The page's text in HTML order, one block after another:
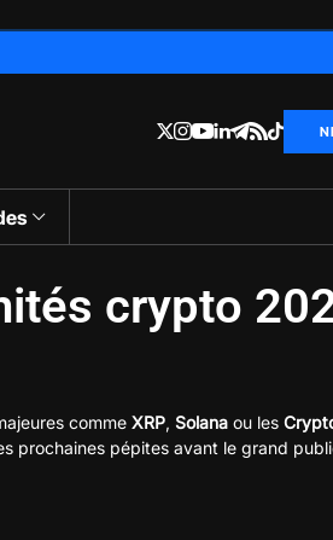
crypto
comme XRP, Solana ou les
prochaines pépites avant le grand